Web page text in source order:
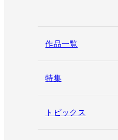
作品一覧
特集
トピックス